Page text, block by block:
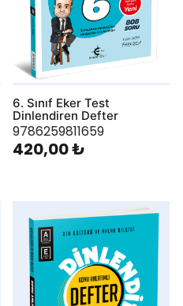
6. Sınıf Eker Test
Dinlendiren Defter
9786259811659
420,00 ₺